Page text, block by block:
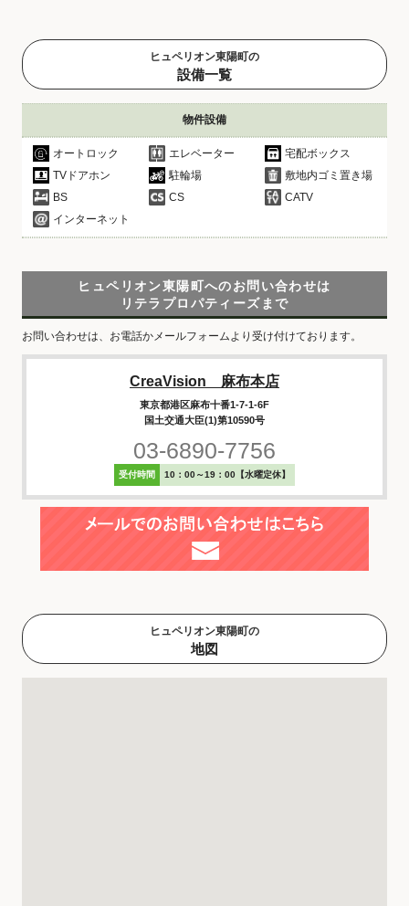
ヒュペリオン東陽町の
設備一覧
物件設備
オートロック エレベーター
宅配ボックス
TVドアホン
駐輪場
敷地内ゴミ置き場
BS
CS
CATV
インターネット
ヒュペリオン東陽町へのお問い合わせは
リテラプロパティーズまで
お問い合わせは、お電話かメールフォームより受け付けております。
CreaVision 麻布本店
東京都港区麻布十番1-7-1-6F
国土交通大臣(1)第10590号
03-6890-7756
受付時間 10：00～19：00【水曜定休】
ヒュペリオン東陽町の
地図